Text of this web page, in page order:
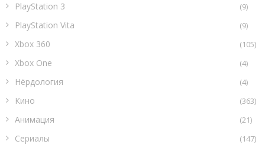
PlayStation 3 (9)
PlayStation Vita (9)
Xbox 360 (105)
Xbox One (4)
Нёрдология (4)
Кино (363)
Анимация (21)
Сериалы (147)